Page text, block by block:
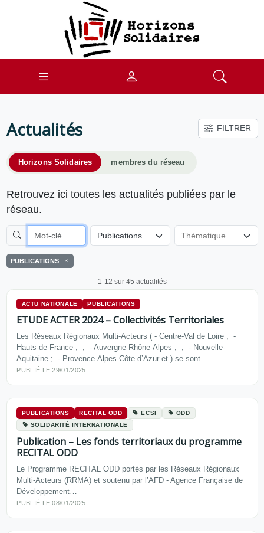
Actualités FILTRER
Horizons Solidaires membres du réseau
Retrouvez ici toutes les actualités publiées par le
réseau.
Publications
PUBLICATIONS
1-12 sur 45 actualités
ACTU NATIONALE PUBLICATIONS
ETUDE ACTER 2024 – Collectivités Territoriales
Les Réseaux Régionaux Multi-Acteurs ( - Centre-Val de Loire ; -
Hauts-de-France ; ; - Auvergne-Rhône-Alpes ; ; - Nouvelle-
Aquitaine ; - Provence-Alpes-Côte d’Azur et ) se sont…
PUBLIÉ LE 29/01/2025
PUBLICATIONS RECITAL ODD ECSI
ODD
SOLIDARITÉ INTERNATIONALE
Publication – Les fonds territoriaux du programme
RECITAL ODD
Le Programme RECITAL ODD portés par les Réseaux Régionaux
Multi-Acteurs (RRMA) et soutenu par l’AFD - Agence Française de
Développement…
PUBLIÉ LE 08/01/2025